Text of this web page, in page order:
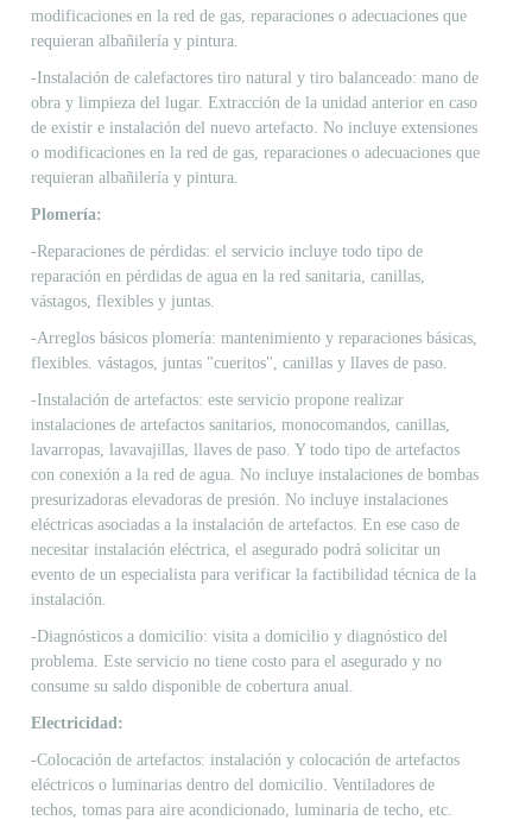
modificaciones en la red de gas, reparaciones o adecuaciones que
requieran albañilería y pintura.
-Instalación de calefactores tiro natural y tiro balanceado: mano de
obra y limpieza del lugar. Extracción de la unidad anterior en caso
de existir e instalación del nuevo artefacto. No incluye extensiones
o modificaciones en la red de gas, reparaciones o adecuaciones que
requieran albañilería y pintura.
Plomería:
-Reparaciones de pérdidas: el servicio incluye todo tipo de
reparación en pérdidas de agua en la red sanitaria, canillas,
vástagos, flexibles y juntas.
-Arreglos básicos plomería: mantenimiento y reparaciones básicas,
flexibles. vástagos, juntas "cueritos", canillas y llaves de paso.
-Instalación de artefactos: este servicio propone realizar
instalaciones de artefactos sanitarios, monocomandos, canillas,
lavarropas, lavavajillas, llaves de paso. Y todo tipo de artefactos
con conexión a la red de agua. No incluye instalaciones de bombas
presurizadoras elevadoras de presión. No incluye instalaciones
eléctricas asociadas a la instalación de artefactos. En ese caso de
necesitar instalación eléctrica, el asegurado podrá solicitar un
evento de un especialista para verificar la factibilidad técnica de la
instalación.
-Diagnósticos a domicilio: visita a domicilio y diagnóstico del
problema. Este servicio no tiene costo para el asegurado y no
consume su saldo disponible de cobertura anual.
Electricidad:
-Colocación de artefactos: instalación y colocación de artefactos
eléctricos o luminarias dentro del domicilio. Ventiladores de
techos, tomas para aire acondicionado, luminaria de techo, etc.